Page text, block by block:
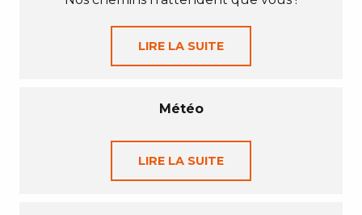
LIRE LA SUITE
Météo
LIRE LA SUITE